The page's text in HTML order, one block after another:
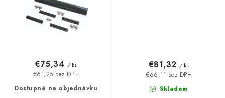
Dostupné na objednávku
€61,25 bez DPH
€75,34 / ks
Skladom
€66,11 bez DPH
€81,32 / ks